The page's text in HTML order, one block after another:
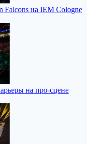
Falcons на IEM Cologne
на про-сцене